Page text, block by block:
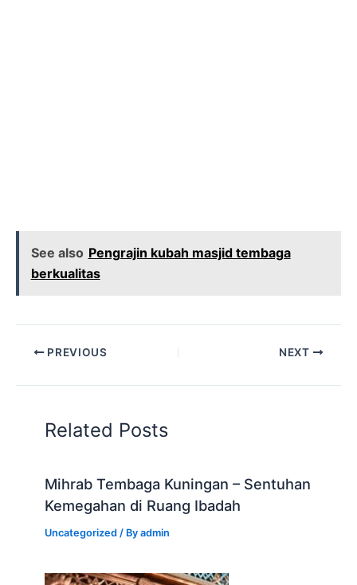
See also Pengrajin kubah masjid tembaga
berkualitas
PREVIOUS NEXT
Related Posts
Mihrab Tembaga Kuningan – Sentuhan
Kemegahan di Ruang Ibadah
Uncategorized / Byadmin